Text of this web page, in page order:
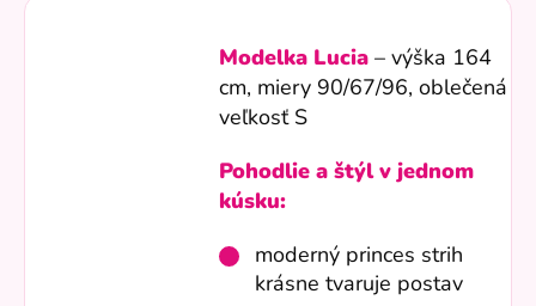
Modelka Lucia – výška 164
cm, miery 90/67/96, oblečená
veľkosť S
Pohodlie a štýl v jednom
kúsku:
moderný princes strih
krásne tvaruje postav